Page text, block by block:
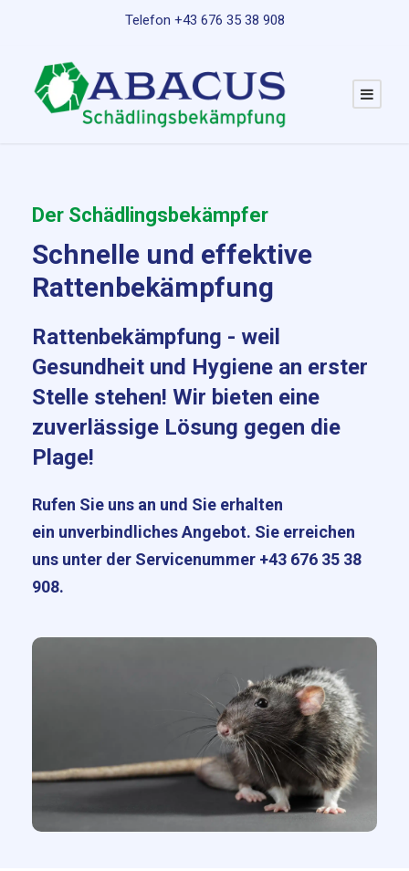
Telefon +43 676 35 38 908
Der Schädlingsbekämpfer
Schnelle und effektive
Rattenbekämpfung
Rattenbekämpfung - weil
Gesundheit und Hygiene an erster
Stelle stehen! Wir bieten eine
zuverlässige Lösung gegen die
Plage!
Rufen Sie uns an und Sie erhalten
ein unverbindliches Angebot. Sie erreichen
uns unter der Servicenummer +43 676 35 38
908.